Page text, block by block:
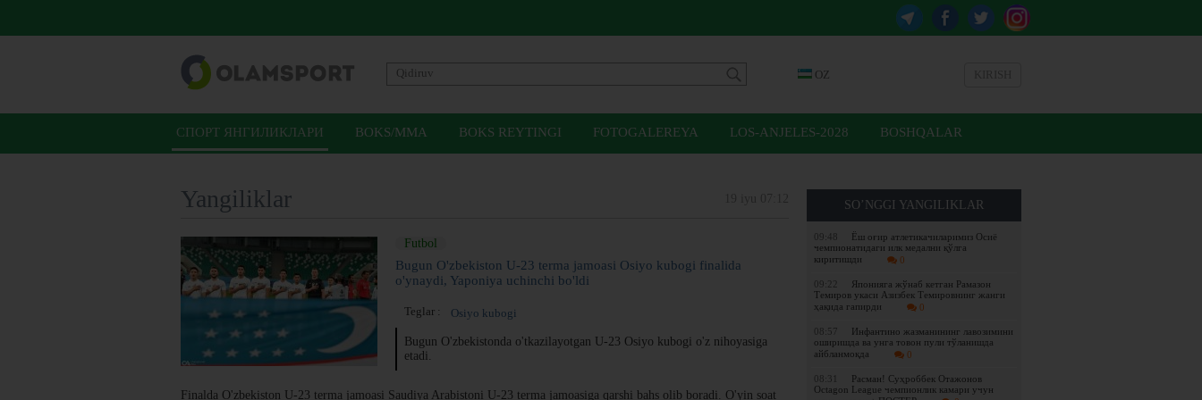
OZ
СПОРТ ЯНГИЛИКЛАРИ BOKS/MMA BOKS REYTINGI FOTOGALEREYA LOS-ANJELES-2028 BOSHQALAR
SO’NGGI YANGILIKLAR
09:48
Ёш оғир атлетикачиларимиз Осиё
чемпионатидаги илк медални қўлга
киритишди
0
09:22
Японияга жўнаб кетган Рамазон
Темиров укаси Азизбек Темировнинг жанги
ҳақида гапирди
0
08:57
Инфантино жазманининг лавозимини
оширишда ва унга товон пули тўланишда
айбланмоқда
0
08:31
Расман! Суҳроббек Отажонов
Octagon League чемпионлик камари учун
Yangiliklar
Futbol
Bugun O'zbekiston U-23 terma jamoasi Osiyo kubogi finalida
o'ynaydi, Yaponiya uchinchi bo'ldi
Teglar : Osiyo kubogi
Bugun O'zbekistonda o'tkazilayotgan U-23 Osiyo kubogi o'z nihoyasiga
etadi.
Finalda O'zbekiston U-23 terma jamoasi Saudiya Arabistoni U-23 terma jamoasiga qarshi bahs olib boradi. O'yin soat